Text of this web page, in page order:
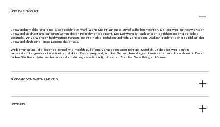
ÜBER DAS PRODUKT
Leinwandgemälde sind eine ausgezeichnete Wahl, wenn Sie Ihr Zuhause stilvoll aufhellen möchten. Das Bild wird auf hochwertiger
Leinwand gedruckt und auf einen 22 mm dicken Holzrahmen gespannt. Die Leinwand ist auch an den seitlichen Teilen des Bildes
bedruckt. Wir verwenden hochwertige Farben, die ihre Farbe behalten und nicht verblassen. Dadurch zeichnet sich das Bild auf der
Leinwand durch eine lange Lebensdauer aus.
Wir bemühen uns, die Bilder so schnell wie möglich zu liefern, vergessen aber nicht die Sorgfalt. Jedes Bild wird sanft in
Luftpolsterfolie gewickelt und in einen stabilen Karton verpackt, um das Bild auf dem Weg zu Ihnen sicher aufzubewahren. Im Paket
finden Sie Haken (die an der Luftpolsterfolie angebracht sind), mit denen Sie das Bild aufhängen können.
RÜCKGABE VON WAREN UND GELD
LIEFERUNG